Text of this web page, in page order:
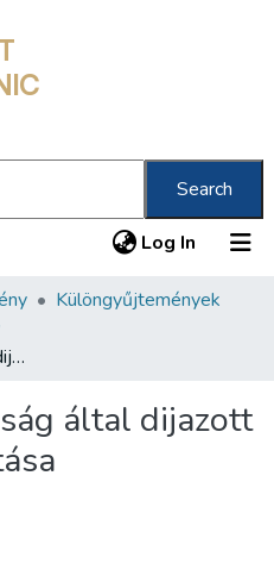
Search
Log In (current)
Különgyűjtemények
A Szinyei-Társaság által dijazott müvészek kiállítása
által dijazott